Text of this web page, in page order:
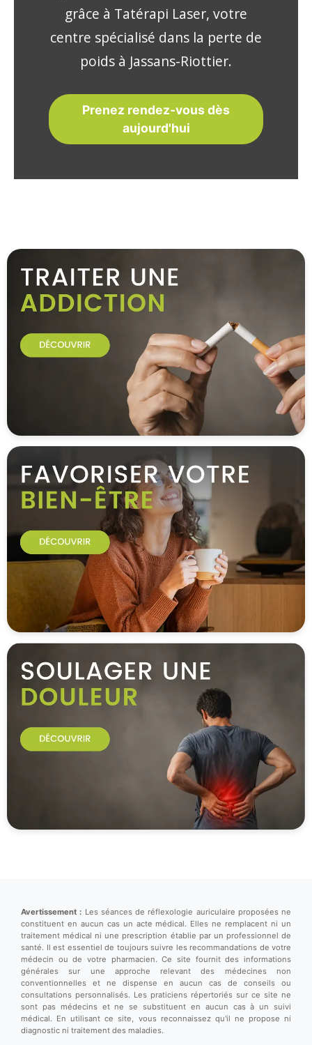
grâce à Tatérapi Laser, votre
centre spécialisé dans la perte de
poids à Jassans-Riottier.
Prenez rendez-vous dès
aujourd'hui
Avertissement : Les séances de réflexologie auriculaire proposées ne
constituent en aucun cas un acte médical. Elles ne remplacent ni un
traitement médical ni une prescription établie par un professionnel de
santé. Il est essentiel de toujours suivre les recommandations de votre
médecin ou de votre pharmacien. Ce site fournit des informations
générales sur une approche relevant des médecines non
conventionnelles et ne dispense en aucun cas de conseils ou
consultations personnalisés. Les praticiens répertoriés sur ce site ne
sont pas médecins et ne se substituent en aucun cas à un suivi
médical. En utilisant ce site, vous reconnaissez qu'il ne propose ni
diagnostic ni traitement des maladies.